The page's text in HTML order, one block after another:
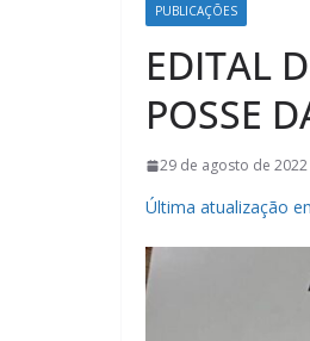
PUBLICAÇÕES
EDITAL
POSSE
29 de agosto de 2022
Última atualização